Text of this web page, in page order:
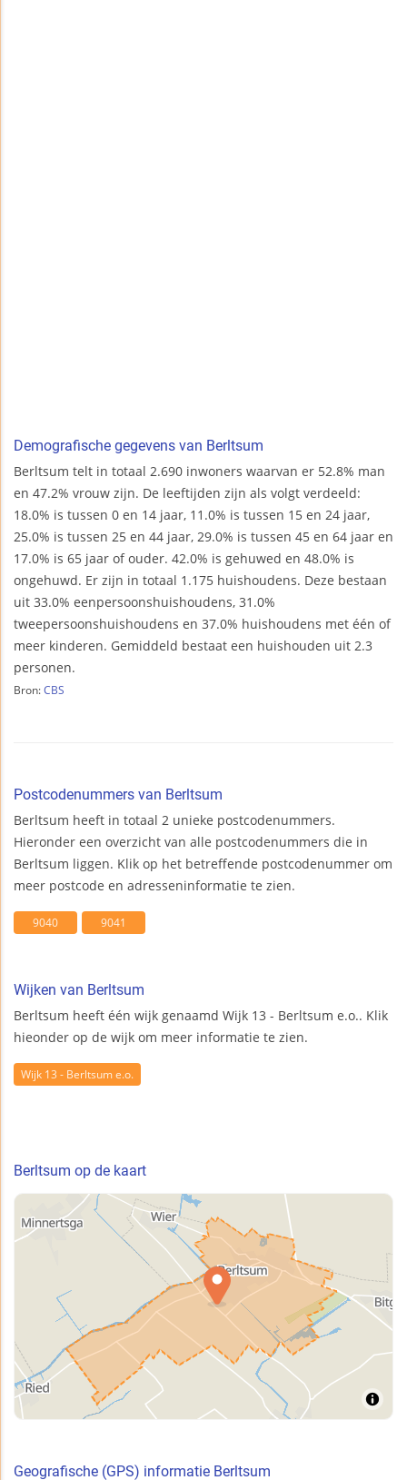
Demografische gegevens van Berltsum
Berltsum telt in totaal 2.690 inwoners waarvan er 52.8% man
en 47.2% vrouw zijn. De leeftijden zijn als volgt verdeeld:
18.0% is tussen 0 en 14 jaar, 11.0% is tussen 15 en 24 jaar,
25.0% is tussen 25 en 44 jaar, 29.0% is tussen 45 en 64 jaar en
17.0% is 65 jaar of ouder. 42.0% is gehuwed en 48.0% is
ongehuwd. Er zijn in totaal 1.175 huishoudens. Deze bestaan
uit 33.0% eenpersoonshuishoudens, 31.0%
tweepersoonshuishoudens en 37.0% huishoudens met één of
meer kinderen. Gemiddeld bestaat een huishouden uit 2.3
personen.
Bron: CBS
Postcodenummers van Berltsum
Berltsum heeft in totaal 2 unieke postcodenummers.
Hieronder een overzicht van alle postcodenummers die in
Berltsum liggen. Klik op het betreffende postcodenummer om
meer postcode en adresseninformatie te zien.
9040 9041
Wijken van Berltsum
Berltsum heeft één wijk genaamd Wijk 13 - Berltsum e.o.. Klik
hieonder op de wijk om meer informatie te zien.
Wijk 13 - Berltsum e.o.
Berltsum op de kaart
Geografische (GPS) informatie Berltsum